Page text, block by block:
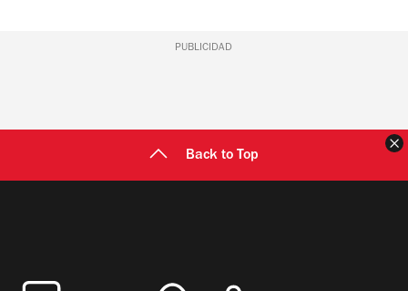
PUBLICIDAD
Back to Top